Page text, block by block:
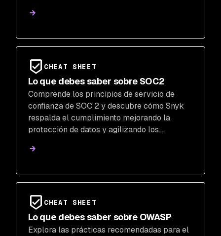
CHEAT SHEET
Lo que debes saber sobre SOC2
Comprende los principios de servicio de
confianza de SOC 2 y descubre cómo Snyk
respalda el cumplimiento mejorando la
protección de datos y agilizando los
CHEAT SHEET
Lo que debes saber sobre OWASP
Explora las prácticas recomendadas para el